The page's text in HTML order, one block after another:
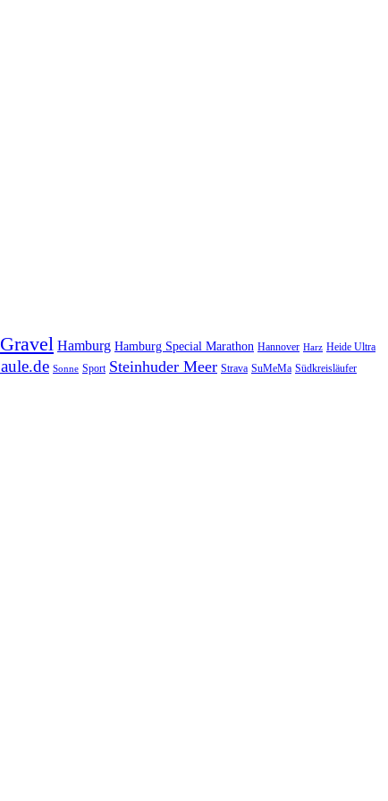
Gravel Hamburg Hamburg Special Marathon Hannover Harz Heide Ultra
Sonne Sport Steinhuder Meer Strava SuMeMa Südkreisläufer